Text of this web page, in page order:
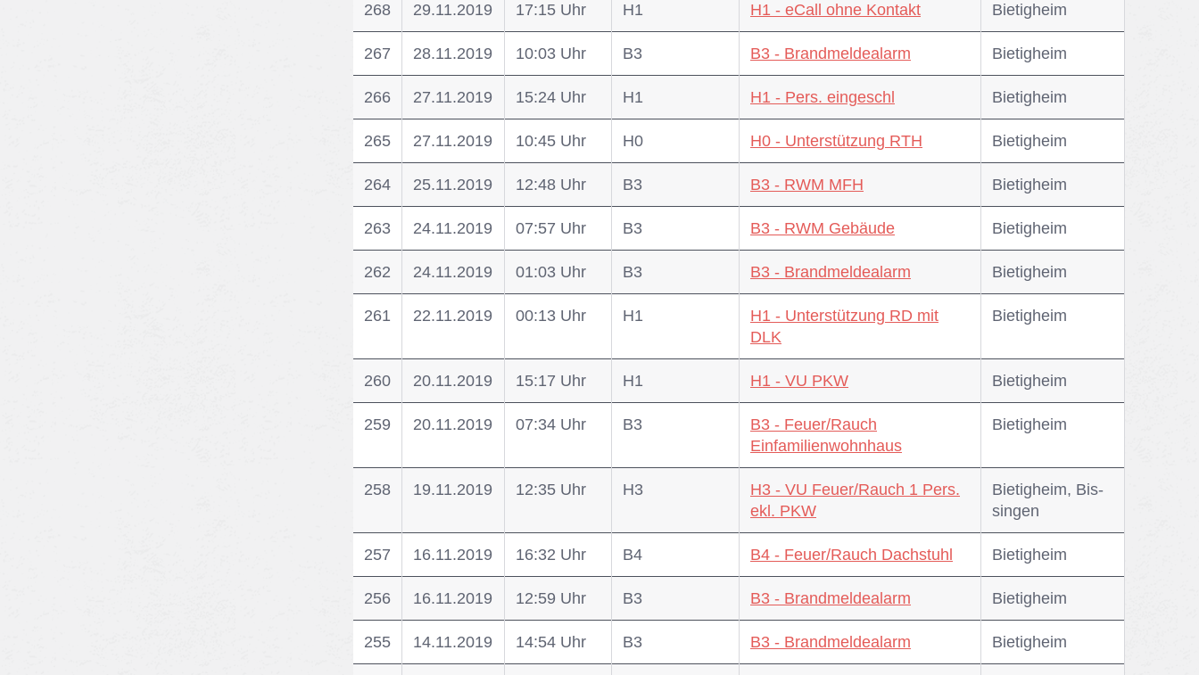
268 29.11.2019 17:15 Uhr H1 H1 - eCall ohne Kontakt Bie­tig­heim
267 28.11.2019 10:03 Uhr B3 B3 - Brandmeldealarm Bie­tig­heim
266 27.11.2019 15:24 Uhr H1 H1 - Pers. eingeschl Bie­tig­heim
265 27.11.2019 10:45 Uhr H0 H0 - Unterstützung RTH Bie­tig­heim
264 25.11.2019 12:48 Uhr B3 B3 - RWM MFH Bie­tig­heim
263 24.11.2019 07:57 Uhr B3 B3 - RWM Gebäude Bie­tig­heim
262 24.11.2019 01:03 Uhr B3 B3 - Brandmeldealarm Bie­tig­heim
261 22.11.2019 00:13 Uhr H1
H1 - Unterstützung RD mit
DLK
Bie­tig­heim
260 20.11.2019 15:17 Uhr H1 H1 - VU PKW Bie­tig­heim
259 20.11.2019 07:34 Uhr B3
B3 - Feuer/Rauch
Einfamilienwohnhaus
Bie­tig­heim
258 19.11.2019 12:35 Uhr H3
H3 - VU Feuer/Rauch 1 Pers.
ekl. PKW
Bie­tig­heim, Bis­
sin­gen
257 16.11.2019 16:32 Uhr B4 B4 - Feuer/Rauch Dachstuhl Bie­tig­heim
256 16.11.2019 12:59 Uhr B3 B3 - Brandmeldealarm Bie­tig­heim
255 14.11.2019 14:54 Uhr B3 B3 - Brandmeldealarm Bie­tig­heim